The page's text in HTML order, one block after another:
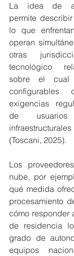
La idea de
permite
lo que
operan
otras
tecnológico
sobre el cual
exigencias
de
(Toscani, 2025).
Los
nube, por
qué medida
procesamiento
cómo responder
de residencia
grado de
equipos